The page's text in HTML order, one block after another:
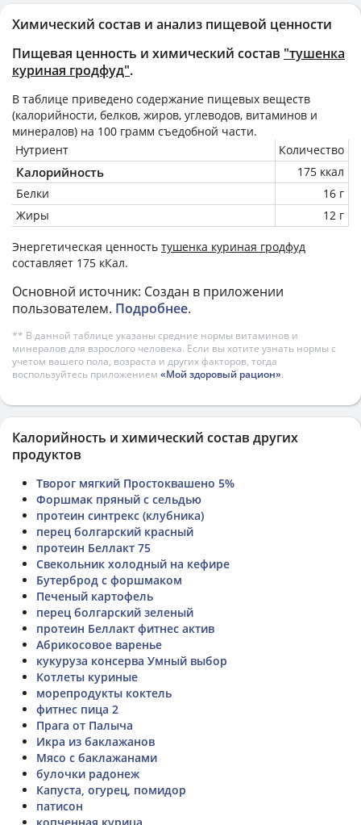
Химический состав и анализ пищевой ценности
Пищевая ценность и химический состав "тушенка
куриная гродфуд".
В таблице приведено содержание пищевых веществ
(калорийности, белков, жиров, углеводов, витаминов и
минералов) на 100 грамм съедобной части.
Нутриент
Количество
Калорийность
175 ккал
Белки
16 г
Жиры
12 г
Энергетическая ценность тушенка куриная гродфуд
составляет 175 кКал.
Основной источник: Создан в приложении
пользователем. Подробнее.
** В данной таблице указаны средние нормы витаминов и
минералов для взрослого человека. Если вы хотите узнать нормы с
учетом вашего пола, возраста и других факторов, тогда
воспользуйтесь приложением «Мой здоровый рацион».
Калорийность и химический состав других
продуктов
Творог мягкий Простоквашено 5%
Форшмак пряный с сельдью
протеин синтрекс (клубника)
перец болгарский красный
протеин Беллакт 75
Свекольник холодный на кефире
Бутерброд с форшмаком
Печеный картофель
перец болгарский зеленый
протеин Беллакт фитнес актив
Абрикосовое варенье
кукуруза консерва Умный выбор
Котлеты куриные
морепродукты коктель
фитнес пица 2
Прага от Палыча
Икра из баклажанов
Мясо с баклажанами
булочки радонеж
Капуста, огурец, помидор
патисон